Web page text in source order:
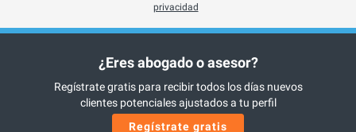
privacidad
¿Eres abogado o asesor?
Regístrate gratis para recibir todos los días nuevos
clientes potenciales ajustados a tu perfil
Regístrate gratis